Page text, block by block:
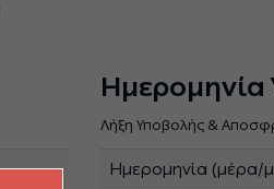
Ημερομηνία
Λήξη Υποβολής &
Ημερομηνία (μέρα/